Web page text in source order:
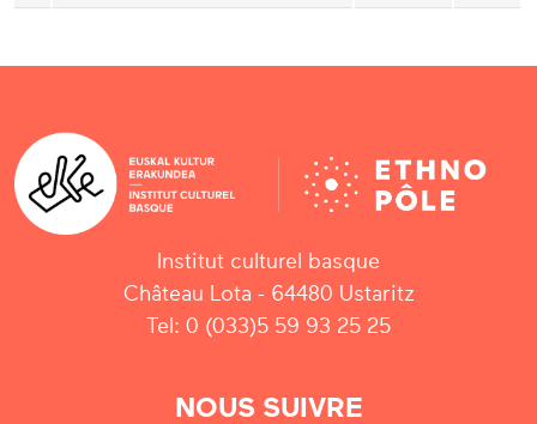
Institut culturel basque
Château Lota - 64480 Ustaritz
Tel: 0 (033)5 59 93 25 25
NOUS SUIVRE